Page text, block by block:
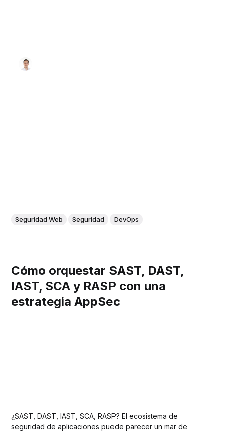
Seguridad Web Seguridad DevOps
Cómo orquestar SAST, DAST,
IAST, SCA y RASP con una
estrategia AppSec
¿SAST, DAST, IAST, SCA, RASP? El ecosistema de
seguridad de aplicaciones puede parecer un mar de